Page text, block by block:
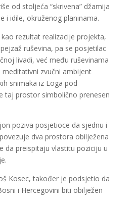
od stoljeća “skrivena” džamija
i idile, okruženog planinama.
rezultat realizacije projekta,
ruševina, pa se posjetilac
livadi, već među ruševinama
zvučni ambijent
snimaka iz Loga pod
taj prostor simbolično prenesen
poziva posjetioce da sjednu i
dva prostora obilježena
da preispitaju vlastitu poziciju u
Kosec, također je podsjetio da
i Hercegovini biti obilježen